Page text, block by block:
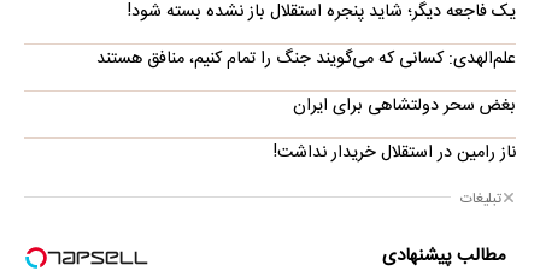
یک فاجعه دیگر؛ شاید پنجره استقلال باز نشده بسته شود!
علم‌الهدی: کسانی که می‌گویند جنگ را تمام کنیم، منافق هستند
بغض سحر دولتشاهی برای ایران
ناز رامین در استقلال خریدار نداشت!
تبلیغات
مطالب پیشنهادی